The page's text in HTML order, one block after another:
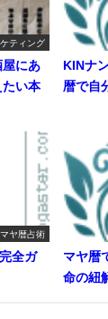
ティング
屋にあ
たい本
KINナ
暦で自
マヤ暦占術
全ガ
マヤ暦
命の紐